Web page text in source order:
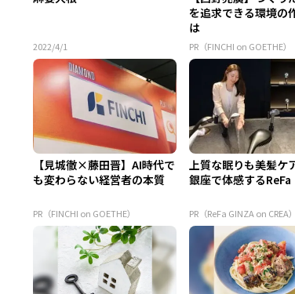
2022/4/1
を追求できる環境の
は
PR（FINCHI on GOETHE）
【見城徹×藤田晋】AI時代で
も変わらない経営者の本質
PR（FINCHI on GOETHE）
上質な眠りも美髪ケ
銀座で体感するReFa
PR（ReFa GINZA on CREA）